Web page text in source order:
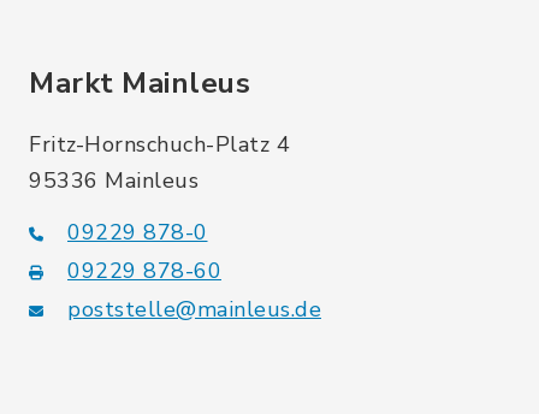
Markt Mainleus
Fritz-Hornschuch-Platz 4
95336 Mainleus
09229 878-0
09229 878-60
poststelle@mainleus.de